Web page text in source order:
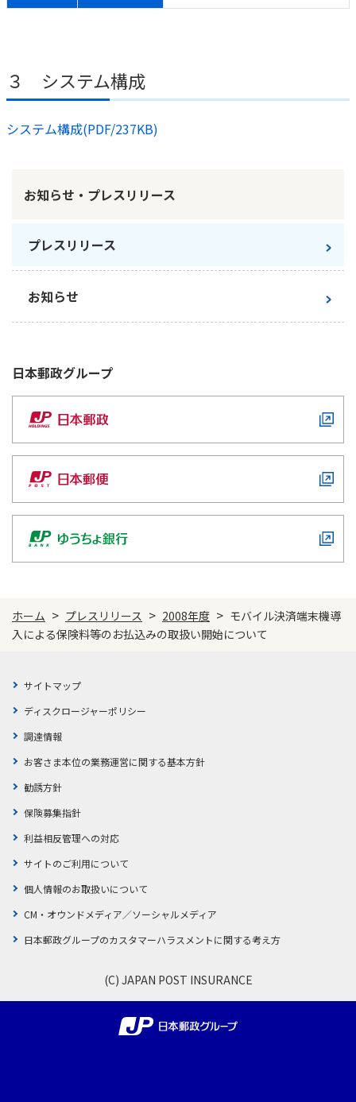
３ システム構成
システム構成(PDF/237KB)
お知らせ・プレスリリース
プレスリリース
お知らせ
日本郵政グループ
ホーム > プレスリリース > 2008年度 > モバイル決済端末機導
入による保険料等のお払込みの取扱い開始について
サイトマップ
ディスクロージャーポリシー
調達情報
お客さま本位の業務運営に関する基本方針
勧誘方針
保険募集指針
利益相反管理への対応
サイトのご利用について
個人情報のお取扱いについて
CM・オウンドメディア／ソーシャルメディア
日本郵政グループのカスタマーハラスメントに関する考え方
(C) JAPAN POST INSURANCE